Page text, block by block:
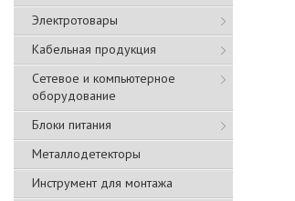
Электротовары
Кабельная продукция
Сетевое и компьютерное
оборудование
Блоки питания
Металлодетекторы
Инструмент для монтажа